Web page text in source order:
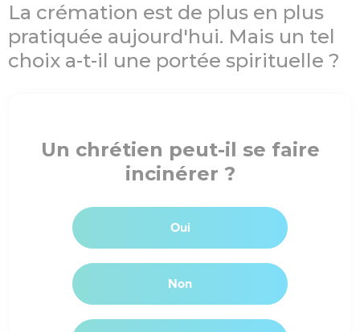
La crémation est de plus en plus
pratiquée aujourd'hui. Mais un tel
choix a-t-il une portée spirituelle ?
Un chrétien peut-il se faire
incinérer ?
Oui
Non